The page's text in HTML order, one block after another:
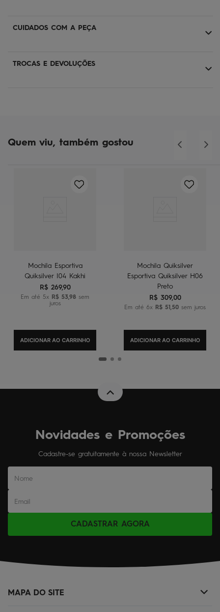
CUIDADOS COM A PEÇA
TROCAS E DEVOLUÇÕES
Quem viu, também gostou
Mochila Esportiva
Quiksilver I04 Kakhi
R$ 269,90
Em até 5x R$ 53 98 sem
juros
ADICIONAR AO CARRINHO
Mochila Quiksilver
Esportiva Quiksilver H06
Preto
R$ 309,00
Em até 6x R$ 51 50 sem juros
ADICIONAR AO CARRINHO
Novidades e Promoções
Cadastre-se gratuitamente à nossa Newsletter
CADASTRAR AGORA
MAPA DO SITE